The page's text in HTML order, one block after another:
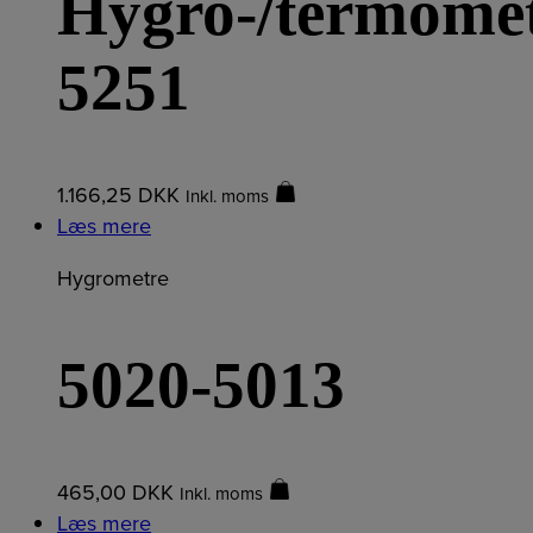
5251
1.166,25 DKK Inkl. moms
Læs mere
Hygrometre
5020-5013
465,00 DKK Inkl. moms
Læs mere